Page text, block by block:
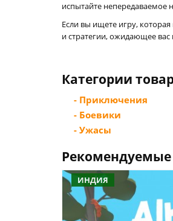
испытайте непередаваемое
Если вы ищете игру,
и стратегии, ожидающее
Категории
- Приключения
- Боевики
- Ужасы
ИНДИЯ